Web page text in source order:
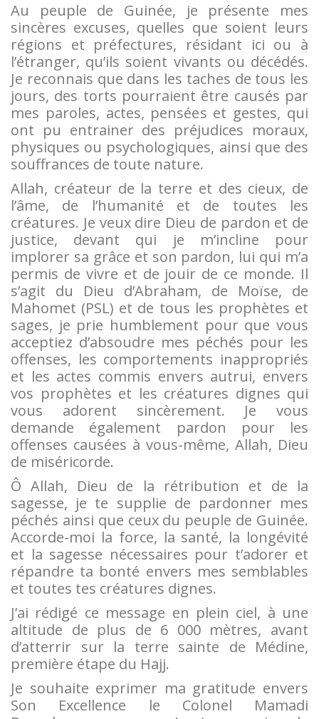
Au peuple de Guinée, je présente mes
sincères excuses, quelles que soient leurs
régions et préfectures, résidant ici ou à
l’étranger, qu’ils soient vivants ou décédés.
Je reconnais que dans les taches de tous les
jours, des torts pourraient être causés par
mes paroles, actes, pensées et gestes, qui
ont pu entrainer des préjudices moraux,
physiques ou psychologiques, ainsi que des
souffrances de toute nature.
Allah, créateur de la terre et des cieux, de
l’âme, de l’humanité et de toutes les
créatures. Je veux dire Dieu de pardon et de
justice, devant qui je m’incline pour
implorer sa grâce et son pardon, lui qui m’a
permis de vivre et de jouir de ce monde. Il
s’agit du Dieu d’Abraham, de Moïse, de
Mahomet (PSL) et de tous les prophètes et
sages, je prie humblement pour que vous
acceptiez d’absoudre mes péchés pour les
offenses, les comportements inappropriés
et les actes commis envers autrui, envers
vos prophètes et les créatures dignes qui
vous adorent sincèrement. Je vous
demande également pardon pour les
offenses causées à vous-même, Allah, Dieu
de miséricorde.
Ô Allah, Dieu de la rétribution et de la
sagesse, je te supplie de pardonner mes
péchés ainsi que ceux du peuple de Guinée.
Accorde-moi la force, la santé, la longévité
et la sagesse nécessaires pour t’adorer et
répandre ta bonté envers mes semblables
et toutes tes créatures dignes.
J’ai rédigé ce message en plein ciel, à une
altitude de plus de 6 000 mètres, avant
d’atterrir sur la terre sainte de Médine,
première étape du Hajj.
Je souhaite exprimer ma gratitude envers
Son Excellence le Colonel Mamadi